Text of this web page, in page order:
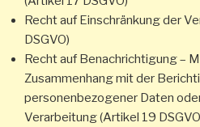
Recht auf Einschränkung der
DSGVO)
Recht auf Benachrichtigung –
Zusammenhang mit der
personenbezogener Daten
Verarbeitung (Artikel 19